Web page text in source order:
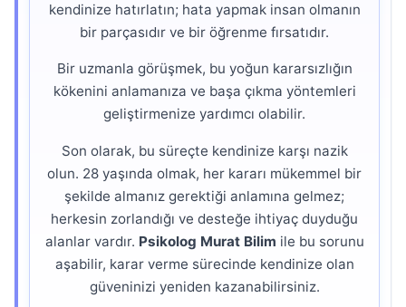
kendinize hatırlatın; hata yapmak insan olmanın
bir parçasıdır ve bir öğrenme fırsatıdır.
Bir uzmanla görüşmek, bu yoğun kararsızlığın
kökenini anlamanıza ve başa çıkma yöntemleri
geliştirmenize yardımcı olabilir.
Son olarak, bu süreçte kendinize karşı nazik
olun. 28 yaşında olmak, her kararı mükemmel bir
şekilde almanız gerektiği anlamına gelmez;
herkesin zorlandığı ve desteğe ihtiyaç duyduğu
alanlar vardır. Psikolog Murat Bilim ile bu sorunu
aşabilir, karar verme sürecinde kendinize olan
güveninizi yeniden kazanabilirsiniz.